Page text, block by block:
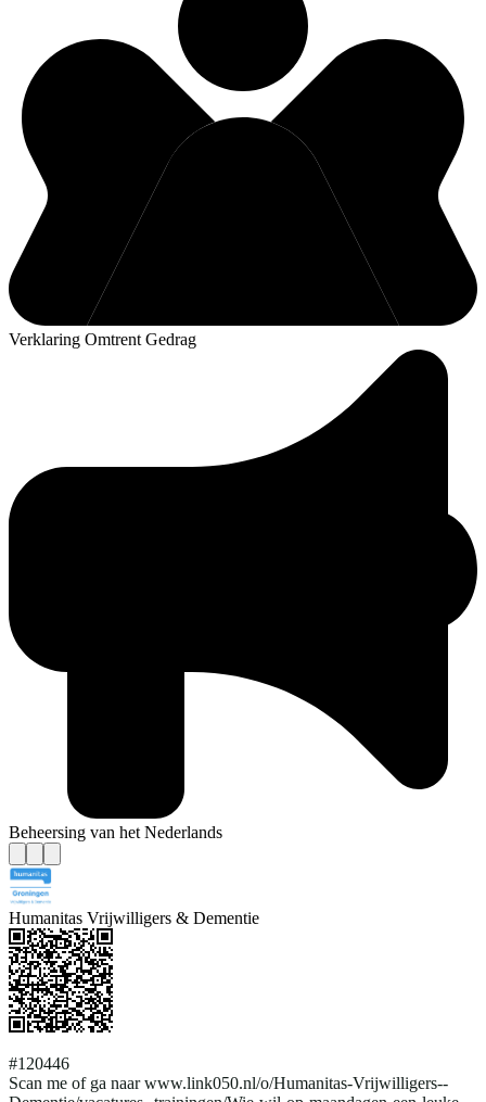
Verklaring Omtrent Gedrag
Beheersing van het Nederlands
Humanitas Vrijwilligers & Dementie
#120446
Scan me of ga naar www.link050.nl/o/Humanitas-Vrijwilligers--